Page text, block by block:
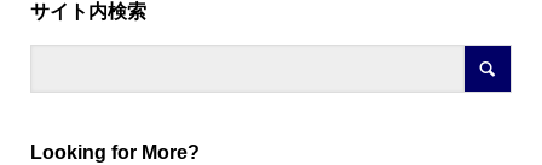
サイト内検索
Looking for More?